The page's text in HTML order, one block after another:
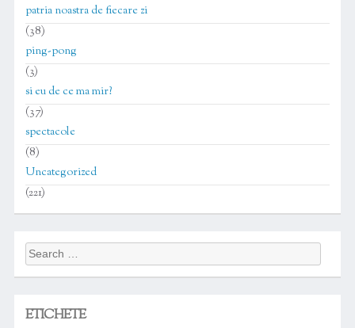
patria noastra de fiecare zi
(38)
ping-pong
(3)
si eu de ce ma mir?
(37)
spectacole
(8)
Uncategorized
(221)
Search
for:
ETICHETE